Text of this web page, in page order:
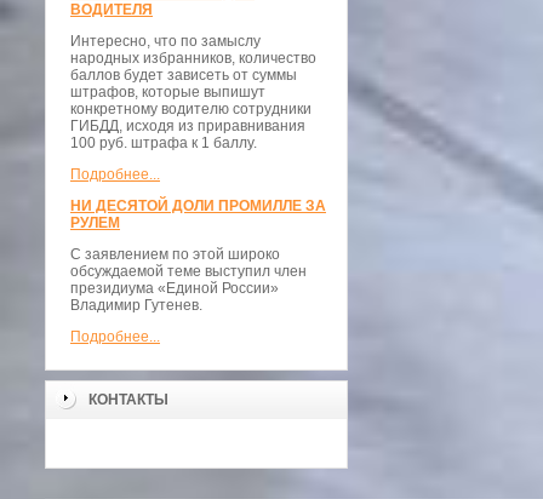
ВОДИТЕЛЯ
Интересно, что по замыслу
народных избранников, количество
баллов будет зависеть от суммы
штрафов, которые выпишут
конкретному водителю сотрудники
ГИБДД, исходя из приравнивания
100 руб. штрафа к 1 баллу.
Подробнее...
НИ ДЕСЯТОЙ ДОЛИ ПРОМИЛЛЕ ЗА
РУЛЕМ
С заявлением по этой широко
обсуждаемой теме выступил член
президиума «Единой России»
Владимир Гутенев.
Подробнее...
КОНТАКТЫ